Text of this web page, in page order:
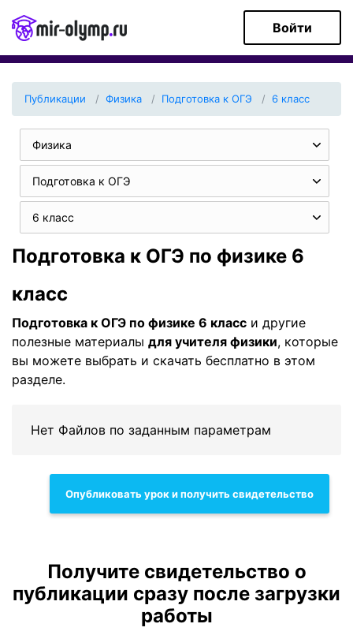
Войти
Публикации Физика Подготовка к ОГЭ 6 класс
Физика
Подготовка к ОГЭ
6 класс
Подготовка к ОГЭ по физике 6
класс
Подготовка к ОГЭ по физике 6 класс и другие
полезные материалы для учителя физики, которые
вы можете выбрать и скачать бесплатно в этом
разделе.
Нет Файлов по заданным параметрам
Опубликовать урок и получить свидетельство
Получите свидетельство о
публикации сразу после загрузки
работы